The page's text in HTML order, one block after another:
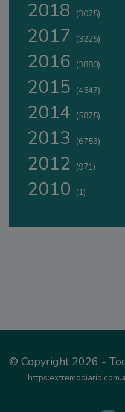
2018 (3075)
2017 (3225)
2016 (3880)
2015 (4547)
2014 (5875)
2013 (6753)
2012 (971)
2010 (1)
© Copyright 2026 -